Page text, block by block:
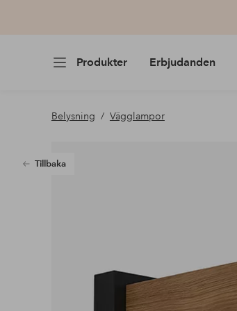
Produkter Erbjudanden
Belysning Vägglampor
Tillbaka